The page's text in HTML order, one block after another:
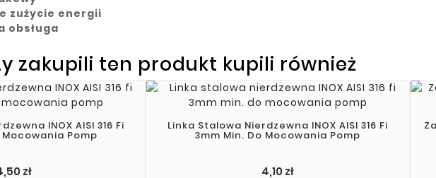
zużycie energii
obsługa
zakupili ten produkt kupili również
INOX AISI 316 Fi
Mocowania Pomp
zł
Linka Stalowa Nierdzewna INOX AISI 316 Fi
3mm Min. Do Mocowania Pomp
4,10 zł